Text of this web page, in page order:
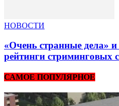
НОВОСТИ
«Очень странные дела»
рейтинги стриминговых
САМОЕ ПОПУЛЯРНОЕ